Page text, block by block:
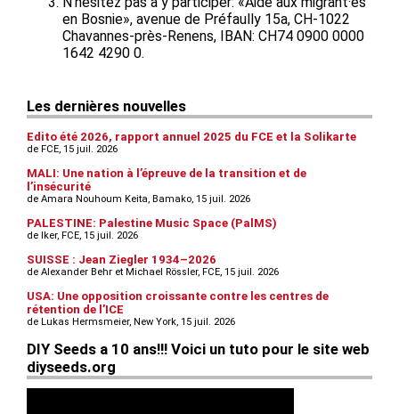
en Bosnie», avenue de Préfaully 15a, CH-1022
Chavannes-près-Renens, IBAN: CH74 0900 0000
1642 4290 0.